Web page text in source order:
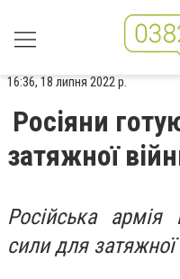
16:36, 18 липня 2022 р.
Росіяни
затяжної
Російська
сили для затяжної